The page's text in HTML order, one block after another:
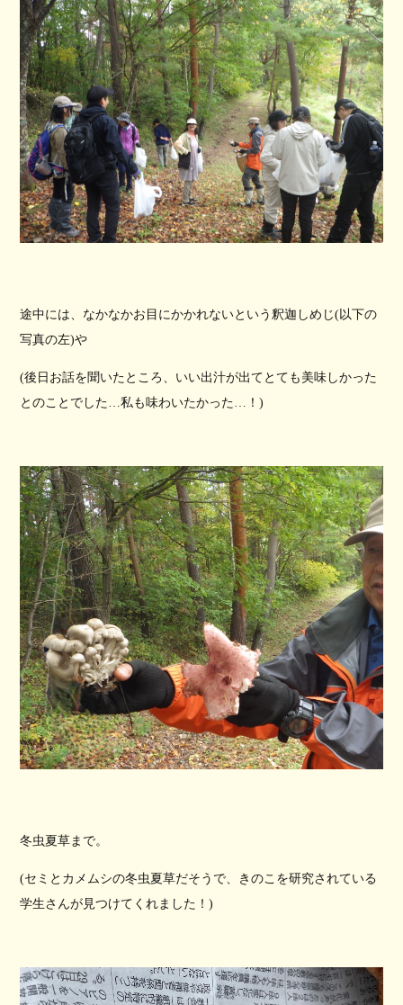
途中には、なかなかお目にかかれないという釈迦しめじ(以下の
写真の左)や
(後日お話を聞いたところ、いい出汁が出てとても美味しかった
とのことでした…私も味わいたかった…！)
冬虫夏草まで。
(セミとカメムシの冬虫夏草だそうで、きのこを研究されている
学生さんが見つけてくれました！)